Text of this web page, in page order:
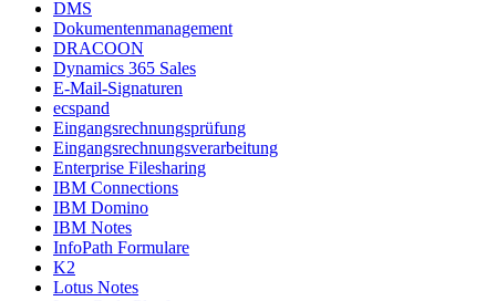
DMS
Dokumentenmanagement
DRACOON
Dynamics 365 Sales
E-Mail-Signaturen
ecspand
Eingangsrechnungsprüfung
Eingangsrechnungsverarbeitung
Enterprise Filesharing
IBM Connections
IBM Domino
IBM Notes
InfoPath Formulare
K2
Lotus Notes